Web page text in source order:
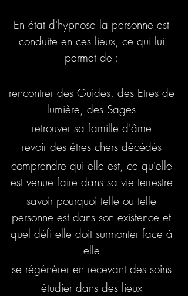
En état d'hypnose la personne est
conduite en ces lieux, ce qui lui
permet de :
rencontrer des Guides, des Etres de
lumière, des Sages
retrouver sa famille d'âme
revoir des êtres chers décédés
comprendre qui elle est, ce qu'elle
est venue faire dans sa vie terrestre
savoir pourquoi telle ou telle
personne est dans son existence et
quel défi elle doit surmonter face à
elle
se régénérer en recevant des soins
étudier dans des lieux